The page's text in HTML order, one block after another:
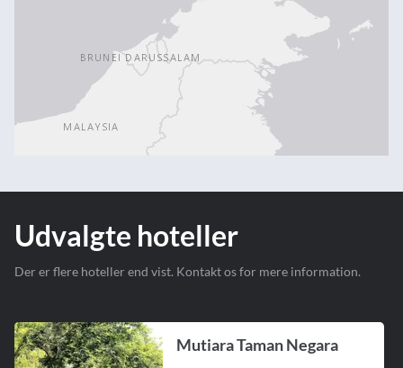
Udvalgte hoteller
Der er flere hoteller end vist. Kontakt os for mere information.
Mutiara Taman Negara